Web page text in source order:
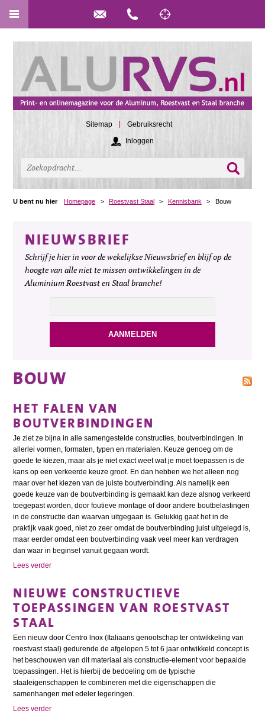
Sitemap
Gebruiksrecht
Inloggen
U bent nu hier Homepage > Roestvast Staal > Kennisbank > Bouw
NIEUWSBRIEF
Schrijf je hier in voor de wekelijkse Nieuwsbrief en blijf op de
hoogte van alle niet te missen ontwikkelingen in de
Aluminium Roestvast en Staal branche!
BOUW
HET FALEN VAN
BOUTVERBINDINGEN
Je ziet ze bijna in alle samengestelde constructies, boutverbindingen. In
allerlei vormen, formaten, typen en materialen. Keuze genoeg om de
goede te kiezen, maar als je niet exact weet wat je moet toepassen is de
kans op een verkeerde keuze groot. En dan hebben we het alleen nog
maar over het kiezen van de juiste boutverbinding. Als namelijk een
goede keuze van de boutverbinding is gemaakt kan deze alsnog verkeerd
toegepast worden, door foutieve montage of door andere boutbelastingen
in de constructie dan waarvan uitgegaan is. Gelukkig gaat het in de
praktijk vaak goed, niet zo zeer omdat de boutverbinding juist uitgelegd is,
maar eerder omdat een boutverbinding vaak veel meer kan verdragen
dan waar in beginsel vanuit gegaan wordt.
Lees verder
NIEUWE CONSTRUCTIEVE
TOEPASSINGEN VAN ROESTVAST
STAAL
Een nieuw door Centro lnox (Italiaans genootschap ter ontwikkeling van
roestvast staal) gedurende de afgelopen 5 tot 6 jaar ontwikkeld concept is
het beschouwen van dit materiaal als constructie-element voor bepaalde
toepassingen. Het is hierbij de bedoeling om de typische
staaleigenschappen te combineren met die eigenschappen die
samenhangen met edeler legeringen.
Lees verder